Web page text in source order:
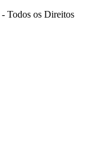
- Todos os Direitos